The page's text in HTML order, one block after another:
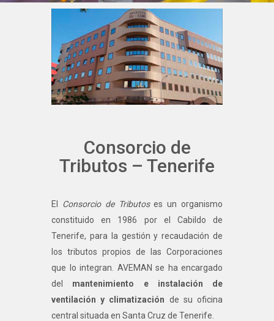
Consorcio de
Tributos – Tenerife
El Consorcio de Tributoses un organismo
constituido en 1986 por el Cabildo de
Tenerife, para la gestión y recaudación de
los tributos propios de las Corporaciones
que lo integran. AVEMAN se ha encargado
del mantenimiento e instalación de
ventilación y climatización de su oficina
central situada en Santa Cruz de Tenerife.